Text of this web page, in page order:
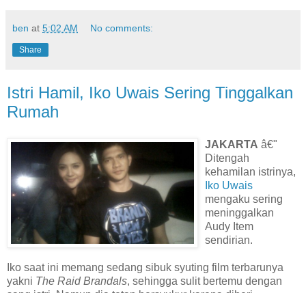
ben at 5:02 AM No comments:
Share
Istri Hamil, Iko Uwais Sering Tinggalkan
Rumah
JAKARTA â€"
Ditengah
kehamilan istrinya,
Iko Uwais
mengaku sering
meninggalkan
Audy Item
sendirian.
Iko saat ini memang sedang sibuk syuting film terbarunya
yakni The Raid Brandals, sehingga sulit bertemu dengan